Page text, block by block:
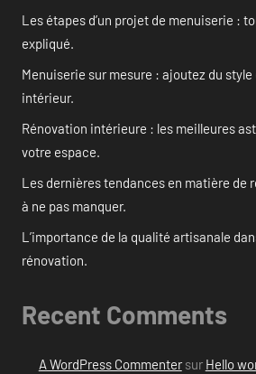
Les étapes d’un projet de menuiserie :
expliqué.
Menuiserie sur mesure : ajoutez du
intérieur.
Rénovation intérieure : les meilleures
votre espace.
Les dernières tendances en matière de
à ne pas manquer.
L’importance de la qualité artisanale
rénovation.
Recent Comments
A WordPress Commentersur Hello